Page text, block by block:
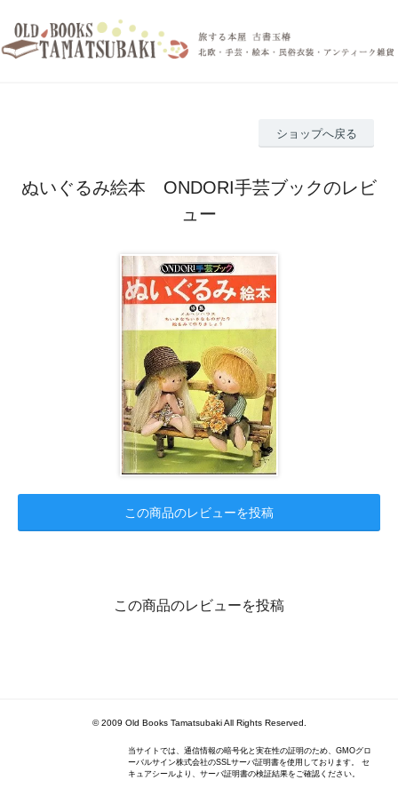
ショップへ戻る
ぬいぐるみ絵本 ONDORI手芸ブックのレビ
ュー
この商品のレビューを投稿
この商品のレビューを投稿
© 2009 Old Books Tamatsubaki All Rights Reserved.
当サイトでは、通信情報の暗号化と実在性の証明のため、GMOグロ
ーバルサイン株式会社のSSLサーバ証明書を使用しております。 セ
キュアシールより、サーバ証明書の検証結果をご確認ください。